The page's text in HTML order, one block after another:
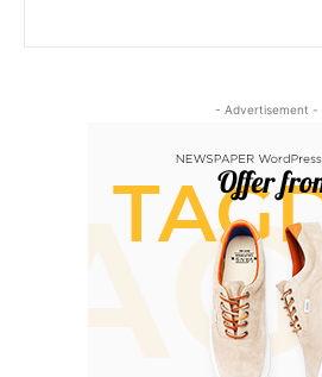
- Advertisement -